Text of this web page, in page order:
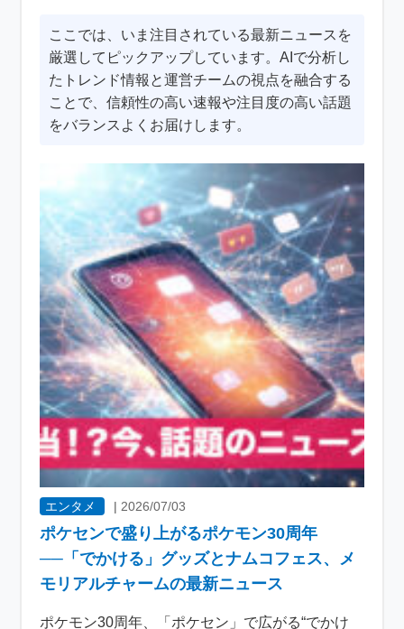
ここでは、いま注目されている最新ニュースを
厳選してピックアップしています。AIで分析し
たトレンド情報と運営チームの視点を融合する
ことで、信頼性の高い速報や注目度の高い話題
をバランスよくお届けします。
エンタメ | 2026/07/03
ポケセンで盛り上がるポケモン30周年
──「でかける」グッズとナムコフェス、メ
モリアルチャームの最新ニュース
ポケモン30周年、「ポケセン」で広がる“でかけ